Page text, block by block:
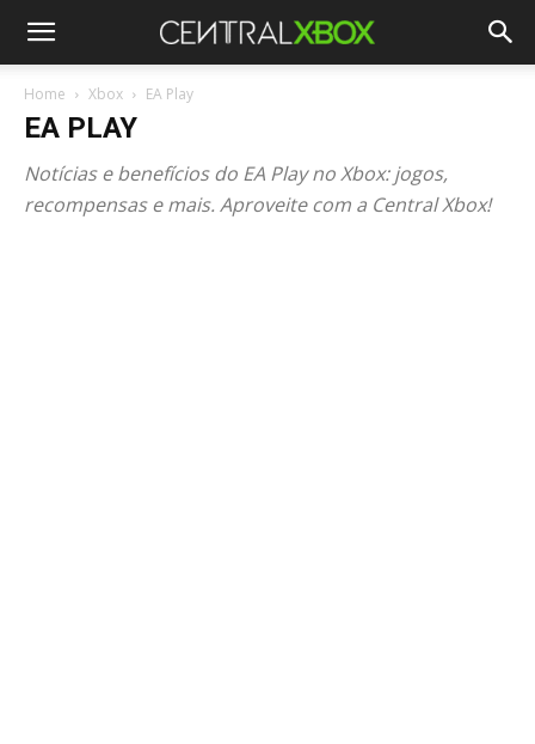
Home Xbox EA Play
EA PLAY
Notícias e benefícios do EA Play no Xbox: jogos,
recompensas e mais. Aproveite com a Central Xbox!